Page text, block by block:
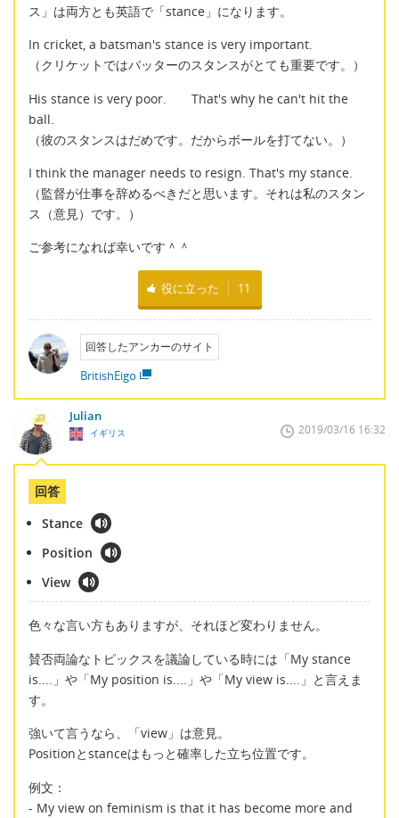
ス」は両方とも英語で「stance」になります。
In cricket, a batsman's stance is very important.
（クリケットではバッターのスタンスがとても重要です。）
His stance is very poor. That's why he can't hit the
ball.
（彼のスタンスはだめです。だからボールを打てない。）
I think the manager needs to resign. That's my stance.
（監督が仕事を辞めるべきだと思います。それは私のスタン
ス（意見）です。）
ご参考になれば幸いです＾＾
役に立った 11
回答したアンカーのサイト
BritishEigo
Julian
イギリス 2019/03/16 16:32
回答
Stance
Position
View
色々な言い方もありますが、それほど変わりません。
賛否両論なトピックスを議論している時には「My stance
is....」や「My position is....」や「My view is....」と言えま
す。
強いて言うなら、「view」は意見。
Positionとstanceはもっと確率した立ち位置です。
例文：
- My view on feminism is that it has become more and